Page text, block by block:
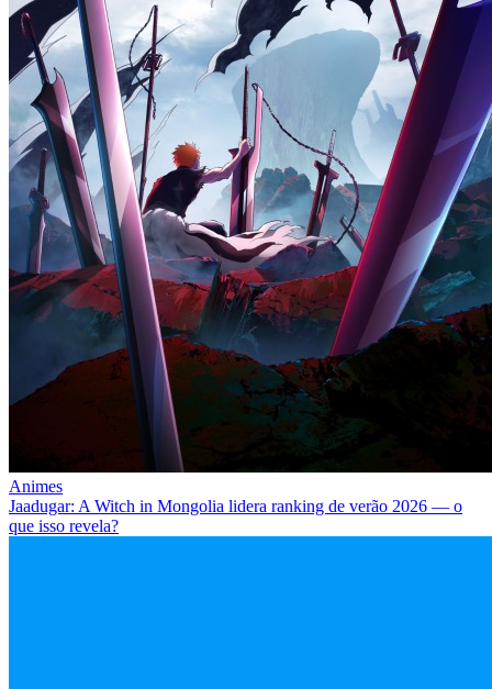
Animes
Jaadugar: A Witch in Mongolia lidera ranking de verão 2026 — o
que isso revela?